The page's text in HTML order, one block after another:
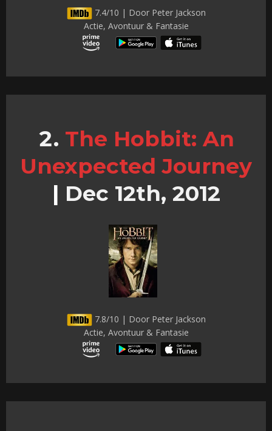
7.4/10 | Door Peter Jackson
Actie, Avontuur & Fantasie
The Hobbit: An
Unexpected Journey
| Dec 12th, 2012
7.8/10 | Door Peter Jackson
Actie, Avontuur & Fantasie